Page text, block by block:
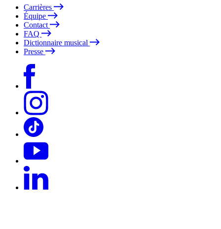
Carrières
Équipe
Contact
FAQ
Dictionnaire musical
Presse